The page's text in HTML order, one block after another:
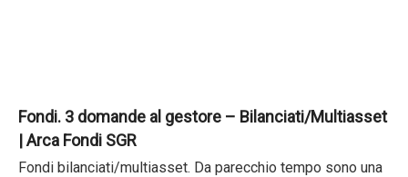
Fondi. 3 domande al gestore – Bilanciati/Multiasset
| Arca Fondi SGR
Fondi bilanciati/multiasset. Da parecchio tempo sono una